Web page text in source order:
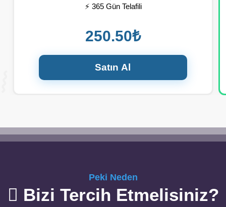
⚡ 365 Gün Telafili
250.50₺
Satın Al
Peki Neden
Bizi Tercih Etmelisiniz?